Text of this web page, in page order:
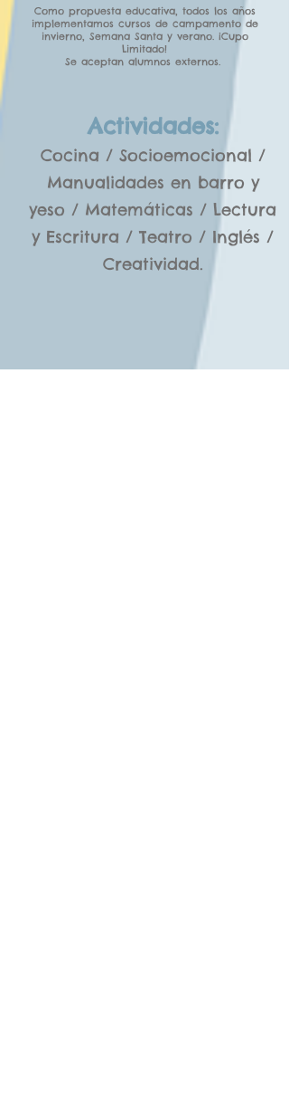
Como propuesta educativa, todos los años
implementamos cursos de campamento de
invierno, Semana Santa y verano. ¡Cupo
Limitado!
Se aceptan alumnos externos.
Actividades:
Cocina / Socioemocional /
Manualidades en barro y
yeso / Matemáticas / Lectura
y Escritura / Teatro / Inglés /
Creatividad.